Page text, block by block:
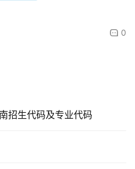
0
招生代码及专业代码